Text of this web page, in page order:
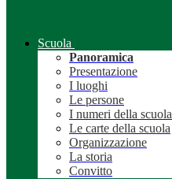
Scuola
Panoramica
Presentazione
I luoghi
Le persone
I numeri della scuola
Le carte della scuola
Organizzazione
La storia
Convitto